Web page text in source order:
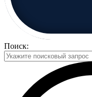
Поиск: